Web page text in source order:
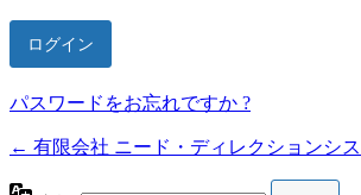
パスワードをお忘れですか ?
← 有限会社 ニード・ディレクションシ